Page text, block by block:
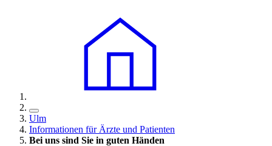
Ulm
Informationen für Ärzte und Patienten
Bei uns sind Sie in guten Händen